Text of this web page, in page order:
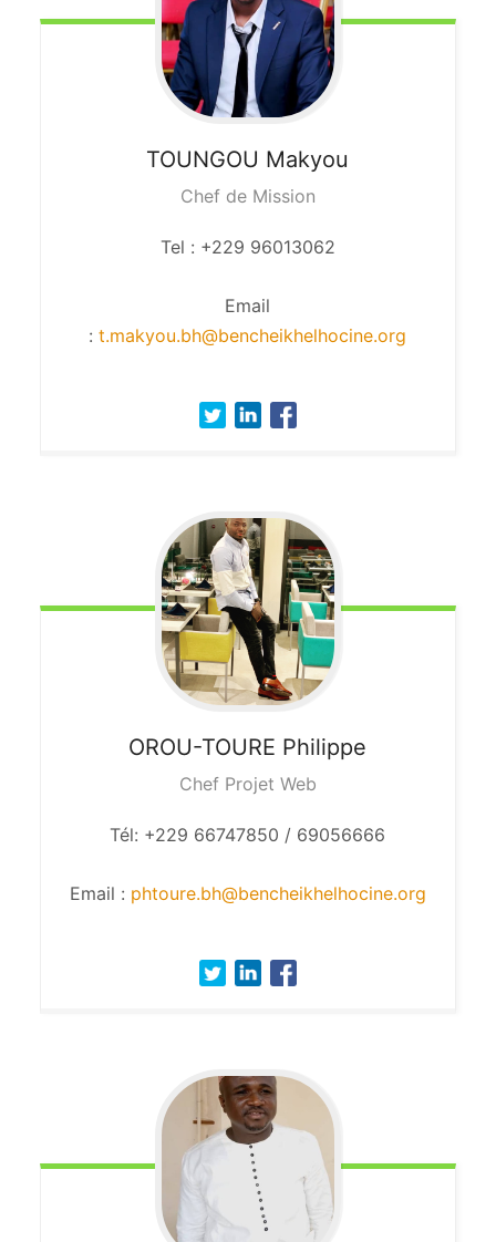
TOUNGOU Makyou
Chef de Mission
Tel : +229 96013062
Email
:t.makyou.bh@bencheikhelhocine.org
OROU-TOURE Philippe
Chef Projet Web
Tél: +229 66747850 / 69056666
Email : phtoure.bh@bencheikhelhocine.org